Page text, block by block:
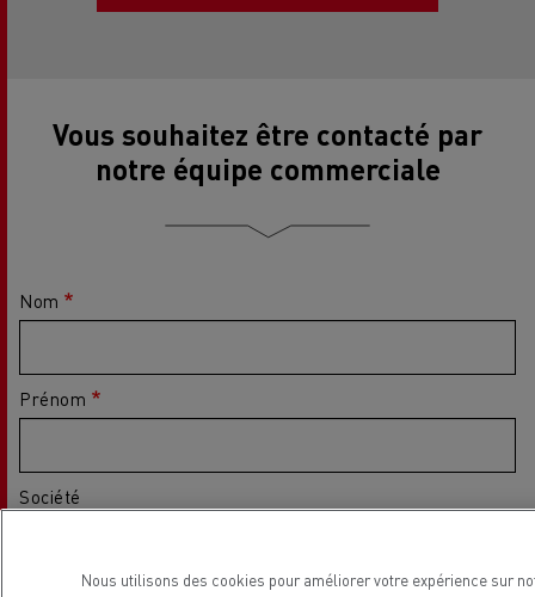
Vous souhaitez être contacté par
notre équipe commerciale
Nom
Prénom
Société
Nous utilisons des cookies pour améliorer votre expérience sur